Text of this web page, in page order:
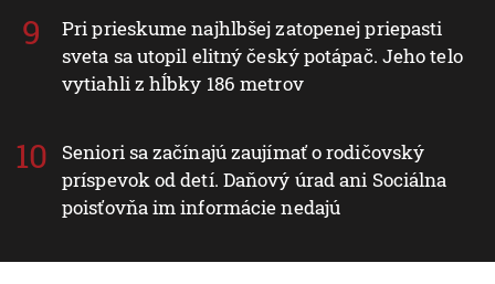
Pri prieskume najhlbšej zatopenej priepasti
sveta sa utopil elitný český potápač. Jeho telo
vytiahli z hĺbky 186 metrov
Seniori sa začínajú zaujímať o rodičovský
príspevok od detí. Daňový úrad ani Sociálna
poisťovňa im informácie nedajú